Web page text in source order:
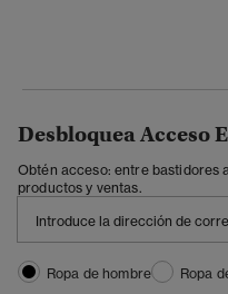
Desbloquea Acceso
Obtén acceso: entre bastidores
productos y ventas.
Ropa de hombre
Ropa